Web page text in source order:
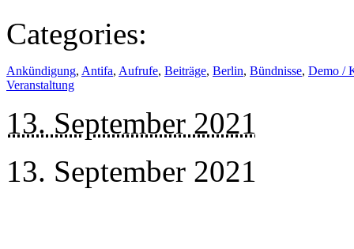
Categories:
Ankündigung, Antifa, Aufrufe, Beiträge, Berlin, Bündnisse, Demo /
Veranstaltung
13. September 2021
13. September 2021